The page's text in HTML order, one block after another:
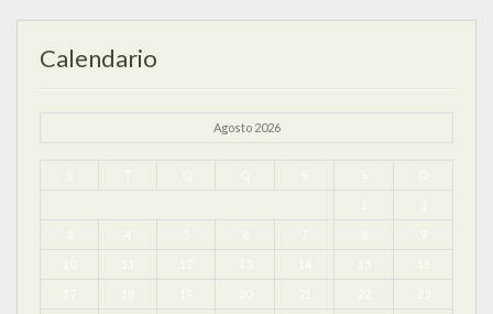
Calendario
Agosto 2026
S T Q Q S S D
1
3 4 5 6 7 8 9
10 11 12 13 14 15 16
17 18 19 20 21 23